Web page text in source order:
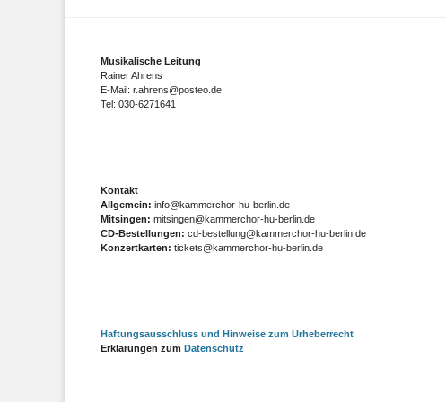
Musikalische Leitung
Rainer Ahrens
E-Mail: r.ahrens@posteo.de
Tel: 030-6271641
Kontakt
Allgemein: info@kammerchor-hu-berlin.de
Mitsingen: mitsingen@kammerchor-hu-berlin.de
CD-Bestellungen: cd-bestellung@kammerchor-hu-berlin.de
Konzertkarten: tickets@kammerchor-hu-berlin.de
Haftungsausschluss und Hinweise zum Urheberrecht
Erklärungen zum Datenschutz